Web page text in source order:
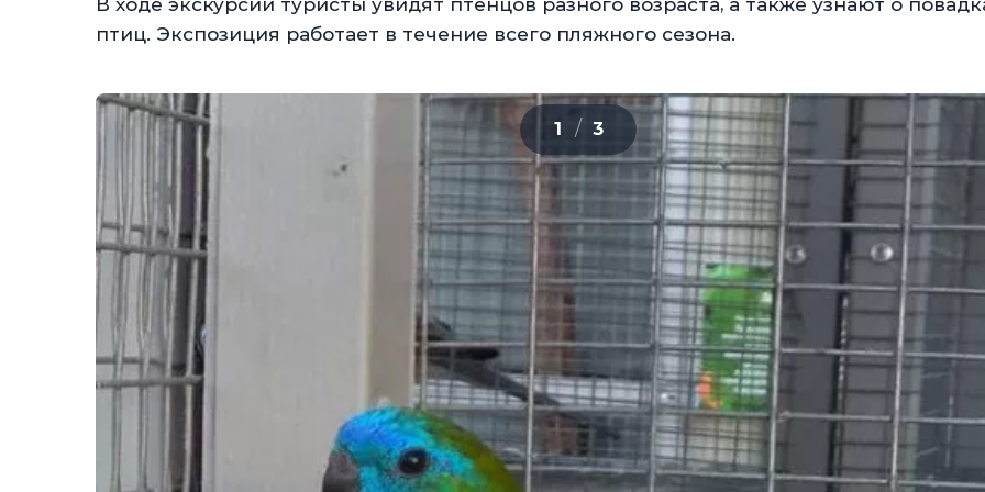
птиц. Экспозиция работает в течение всего пляжного сезона.
1 / 3